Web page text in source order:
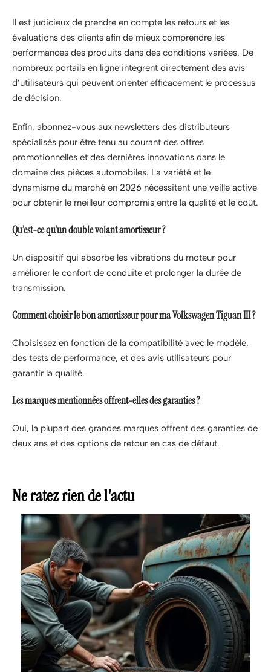
Il est judicieux de prendre en compte les retours et les
évaluations des clients afin de mieux comprendre les
performances des produits dans des conditions variées. De
nombreux portails en ligne intègrent directement des avis
d’utilisateurs qui peuvent orienter efficacement le processus
de décision.
Enfin, abonnez-vous aux newsletters des distributeurs
spécialisés pour être tenu au courant des offres
promotionnelles et des dernières innovations dans le
domaine des pièces automobiles. La variété et le
dynamisme du marché en 2026 nécessitent une veille active
pour obtenir le meilleur compromis entre la qualité et le coût.
Qu’est-ce qu’un double volant amortisseur ?
Un dispositif qui absorbe les vibrations du moteur pour
améliorer le confort de conduite et prolonger la durée de
transmission.
Comment choisir le bon amortisseur pour ma Volkswagen Tiguan III ?
Choisissez en fonction de la compatibilité avec le modèle,
des tests de performance, et des avis utilisateurs pour
garantir la qualité.
Les marques mentionnées offrent-elles des garanties ?
Oui, la plupart des grandes marques offrent des garanties de
deux ans et des options de retour en cas de défaut.
Ne ratez rien de l'actu